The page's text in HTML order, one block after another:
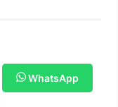
WhatsApp